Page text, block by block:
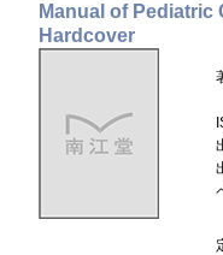
Manual of Pediatric
Hardcover